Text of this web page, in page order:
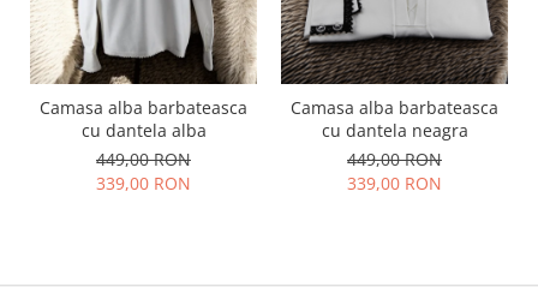
Camasa alba barbateasca
cu dantela alba
449,00 RON
339,00 RON
Camasa alba barbateasca
cu dantela neagra
449,00 RON
339,00 RON